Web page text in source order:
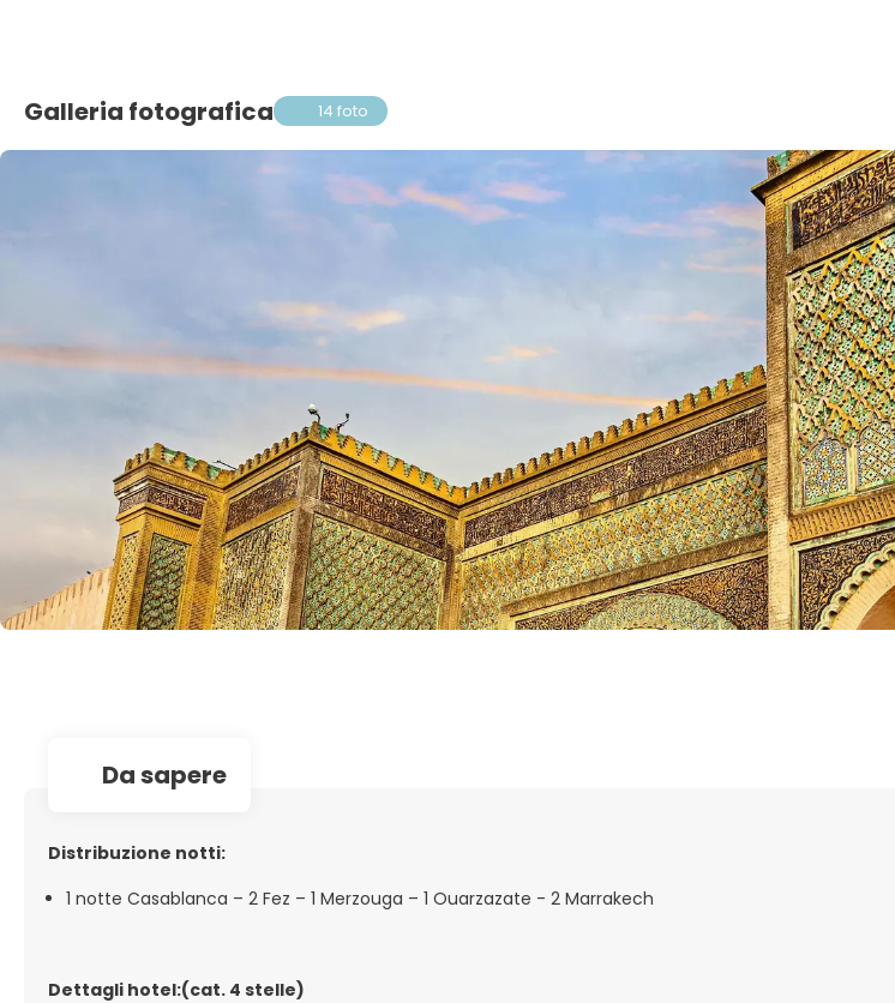
Galleria fotografica 14 foto
da sapere
Distribuzione notti:
1 notte Casablanca – 2 Fez – 1 Merzouga – 1 Ouarzazate - 2 Marrakech
Dettagli hotel:(cat. 4 stelle)